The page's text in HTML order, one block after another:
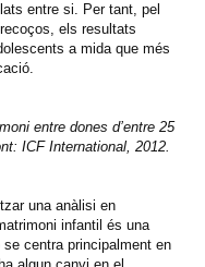
entre si. Per tant, pel
els resultats
a mida que més
entre dones d’entre 25
ICF International, 2012.
una anàlisi en
infantil és una
se centra principalment en